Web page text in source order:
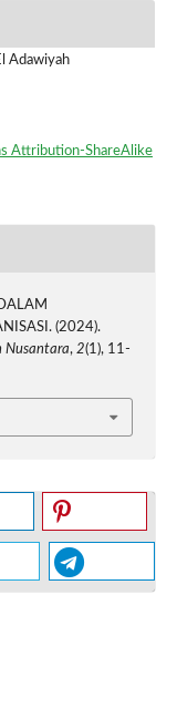
Adawiyah
Attribution-ShareAlike
(2024).
Nusantara, 2(1), 11-